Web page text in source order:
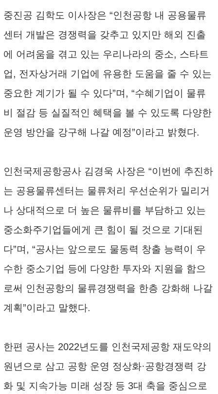
중진공 김학도 이사장은 “인천공항 내 공용물류
센터 개발은 경쟁력을 갖추고 있지만 해외 진출
에 어려움을 겪고 있는 우리나라의 중소, 스타트
업, 전자상거래 기업에 유용한 도움을 줄 수 있는
중요한 계기가 될 수 있다”며, “수혜기업이 물류
비 절감 등 실질적인 혜택을 볼 수 있도록 다양한
운영 방안을 강구해 나갈 예정”이라고 밝혔다.
인천국제공항공사 김경욱 사장은 “이번에 추진하
는 공용물류센터는 물류처리 우선순위가 밀리거
나 상대적으로 더 높은 물류비를 부담하고 있는
중소화주기업들에게 큰 힘이 될 것으로 기대된
다”며, “공사는 앞으로도 물동력 창출 능력이 우
수한 중소기업 등에 다양한 투자와 지원을 함으
로써 인천공항의 물류경쟁력을 한층 강화해 나갈
계획”이라고 말했다.
한편 공사는 2022년도를 인천국제공항 재도약의
원년으로 삼고 공항 운영 정상화·공항경쟁력 강
화 및 지속가능 미래 성장 등 3대 축을 중심으로